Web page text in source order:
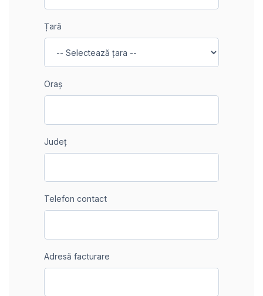
Țară
Oraș
Județ
Telefon contact
Adresă facturare